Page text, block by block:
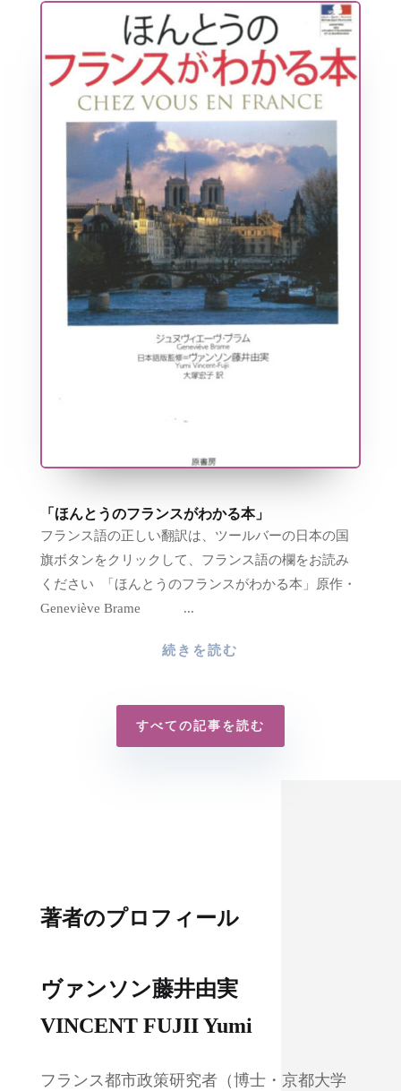
「ほんとうのフランスがわかる本」
フランス語の正しい翻訳は、ツールバーの日本の国
旗ボタンをクリックして、フランス語の欄をお読み
ください 「ほんとうのフランスがわかる本」原作・
Geneviève Brame ...
続きを読む
すべての記事を読む
著者のプロフィール
ヴァンソン藤井由実
VINCENT FUJII Yumi
フランス都市政策研究者（博士・京都大学